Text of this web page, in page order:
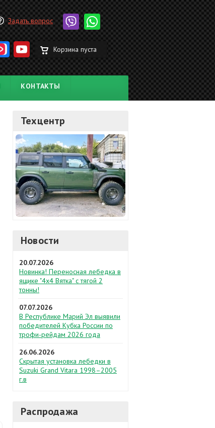
Задать вопрос
Корзина пуста
КОНТАКТЫ
Техцентр
Новости
20.07.2026
Новинка! Переносная лебедка в
ящике "4х4 Вятка" с тягой 2
тонны!
07.07.2026
В Республике Марий Эл выявили
победителей Кубка России по
трофи-рейдам 2026 года
26.06.2026
Скрытая установка лебедки в
Suzuki Grand Vitara 1998–2005
г.в
Распродажа